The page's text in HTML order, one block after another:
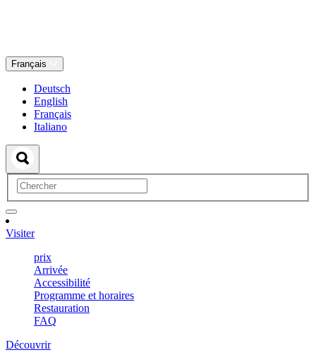
Français
Deutsch
English
Français
Italiano
Visiter
prix
Arrivée
Accessibilité
Programme et horaires
Restauration
FAQ
Découvrir